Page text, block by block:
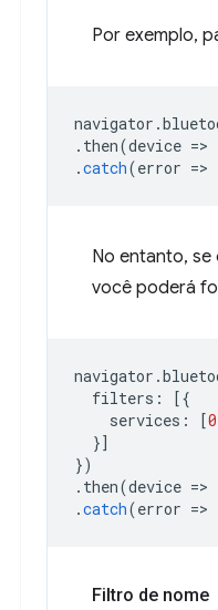
Por exemplo,
navigator .
. then(device =>
.catch(error =>
No entanto,
você poderá
navigator .
filters :
[{
services : [
}]
})
. then(device =>
.catch(error =>
Filtro de nome